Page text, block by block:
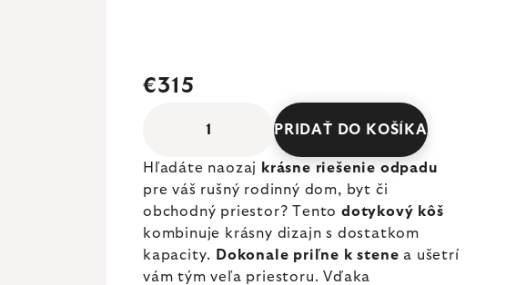
€315
PRIDAŤ DO KOŠÍKA
Hľadáte naozaj
krásne riešenie odpadu
pre váš rušný rodinný dom, byt či
obchodný priestor? Tentodotykový kôš
kombinuje krásny dizajn s dostatkom
kapacity.
Dokonale priľne k stene a ušetrí
vám tým veľa priestoru. Vďaka